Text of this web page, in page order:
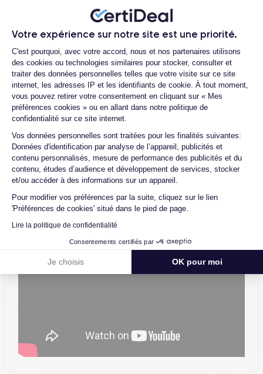
Votre expérience sur notre site est une priorité.
Plateforme de Gestion du
C'est pourquoi, avec votre accord, nous et nos partenaires utilisons
des cookies ou technologies similaires pour stocker, consulter et
traiter des données personnelles telles que votre visite sur ce site
internet, les adresses IP et les identifiants de cookie. À tout moment,
vous pouvez retirer votre consentement en cliquant sur « Mes
préférences cookies » ou en allant dans notre politique de
confidentialité sur ce site internet.
Vos données personnelles sont traitées pour les finalités suivantes:
Données d'identification par analyse de l’appareil, publicités et
contenu personnalisés, mesure de performance des publicités et du
contenu, études d’audience et développement de services, stocker
et/ou accéder à des informations sur un appareil.
Pour modifier vos préférences par la suite, cliquez sur le lien
'Préférences de cookies' situé dans le pied de page.
Lire la politique de confidentialité
Consentements certifiés par
Je choisis OK pour moi
Axeptio consent
Chacun des produits reconditionnés mis à la vente sur notre
site est alors récupéré physiquement par nos soins et suit dans
nos locaux un processus d’homologation en trois étapes :
vérification, test et validation. Nos experts sont ainsi les
premiers à intervenir techniquement sur le produit, que nous
reconditionnons nous-mêmes en interne, sans autre
intermédiaire. C’est l’assurance pour nos clients d’acheter un
téléphone en toute confiance, reconditionné en France,
accompagné d’une garantie de 30 mois et d’un service après-
vente en contact continu avec nos experts techniques.
Parcours d'un Smartphone